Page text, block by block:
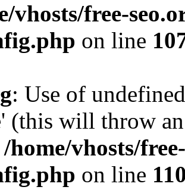
vhosts/free-
on line
: Use of
(this will throw
/home/vhosts/
on line